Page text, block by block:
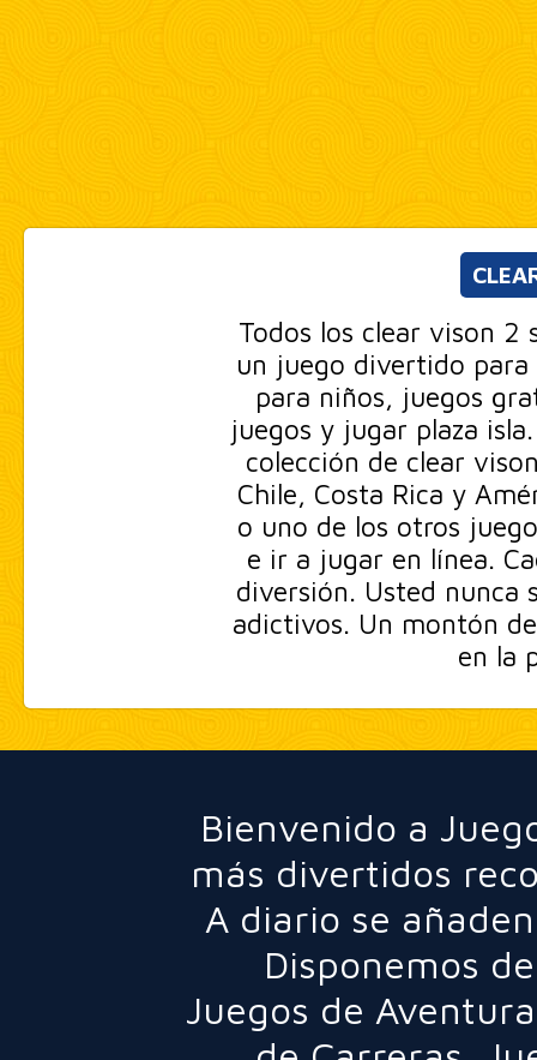
Todos los clear vison 2
un juego divertido
para niños, juegos
juegos y jugar plaza
colección de clear
Chile, Costa Rica y
o uno de los otros
e ir a jugar en línea.
diversión. Usted nunca
adictivos. Un montón
en la
Bienvenido a
más divertidos
A diario se
Disponemos
Juegos de Aventura